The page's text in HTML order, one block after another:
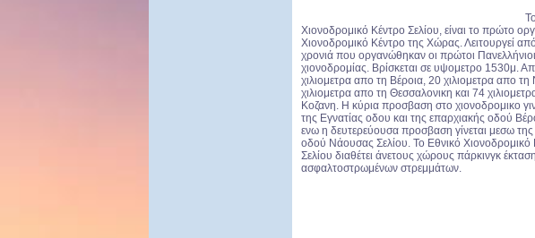
Χιονοδρομικό Κέντρο Σελίου, είναι το πρώτο
Χιονοδρομικό Κέντρο της Χώρας. Λειτουργεί
χρονιά που οργανώθηκαν οι πρώτοι
χιονοδρομίας. Βρίσκεται σε υψομετρο 1530μ.
χιλιομετρα απο τη Βέροια, 20 χιλιομετρα απο
χιλιομετρα απο τη Θεσσαλονικη και 74
Κοζανη. Η κύρια προσβαση στο χιονοδρομικο
της Εγνατίας οδου και της επαρχιακής οδού
ενω η δευτερεύουσα προσβαση γίνεται μεσω της
οδού Νάουσας Σελίου. Το Εθνικό Χιονοδρομικό
Σελίου διαθέτει άνετους χώρους πάρκινγκ
ασφαλτοστρωμένων στρεμμάτων.